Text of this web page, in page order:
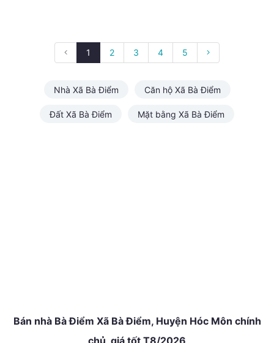
1 2 3 4 5
Nhà Xã Bà Điểm Căn hộ Xã Bà Điểm
Đất Xã Bà Điểm Mặt bằng Xã Bà Điểm
Bán nhà Bà Điểm Xã Bà Điểm, Huyện Hóc Môn chính
chủ, giá tốt T8/2026